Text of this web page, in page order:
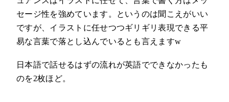
セージ性を強めています。というのは聞こえがいい
ですが、イラストに任せつつギリギリ表現できる平
易な言葉で落とし込んでいるとも言えますw
日本語で話せるはずの流れが英語でできなかったも
のを2枚ほど。